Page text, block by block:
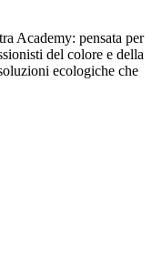
Academy: pensata per
del colore e della
ecologiche che